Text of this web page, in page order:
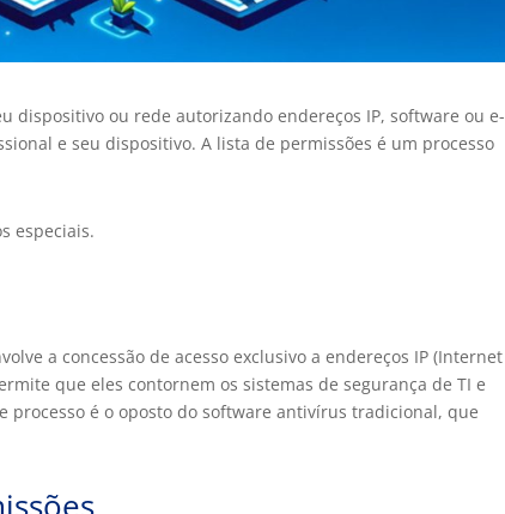
dispositivo ou rede autorizando endereços IP, software ou e-
e seu dispositivo. A lista de permissões é um processo
especiais.
a concessão de acesso exclusivo a endereços IP (Internet
que eles contornem os sistemas de segurança de TI e
processo é o oposto do software antivírus tradicional, que